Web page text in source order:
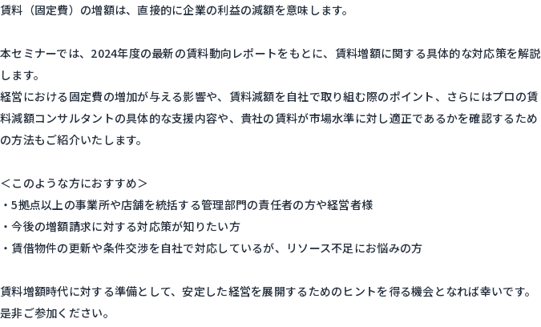
賃料（固定費）の増額は、直接的に企業の利益の減額を意味します。
本セミナーでは、2024年度の最新の賃料動向レポートをもとに、賃料増額に関する具体的な対応策を解説
します。
経営における固定費の増加が与える影響や、賃料減額を自社で取り組む際のポイント、さらにはプロの賃
料減額コンサルタントの具体的な支援内容や、貴社の賃料が市場水準に対し適正であるかを確認するため
の方法もご紹介いたします。
＜このような方におすすめ＞
・5拠点以上の事業所や店舗を統括する管理部門の責任者の方や経営者様
・今後の増額請求に対する対応策が知りたい方
・賃借物件の更新や条件交渉を自社で対応しているが、リソース不足にお悩みの方
賃料増額時代に対する準備として、安定した経営を展開するためのヒントを得る機会となれば幸いです。
是非ご参加ください。